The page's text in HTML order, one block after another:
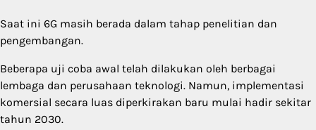
Saat ini 6G masih berada dalam tahap penelitian dan
pengembangan.
Beberapa uji coba awal telah dilakukan oleh berbagai
lembaga dan perusahaan teknologi. Namun, implementasi
komersial secara luas diperkirakan baru mulai hadir sekitar
tahun 2030.